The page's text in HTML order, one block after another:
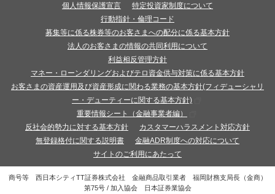
個人情報保護宣言
特定投資家制度について
行動指針・倫理コード
募集等に係る株券等のお客さまへの配分に係る基本方針
法人のお客さまの情報の共同利用について
利益相反管理方針
マネー・ローンダリングおよびテロ資金供与対策に係る基本方針
お客さまの資産運用及び資産形成に関わる業務の基本方針(フィデューシャリ
ー・デューティーに関する基本方針)
重要情報シート（金融事業者編）
反社会的勢力に対する基本方針
カスタマーハラスメント対応方針
無登録格付に関する説明書
金融ADR制度への対応について
サイトのご利用にあたって
商号等 西日本シティTT証券株式会社 金融商品取引業者 福岡財務支局長（金商）
第75号 / 加入協会 日本証券業協会